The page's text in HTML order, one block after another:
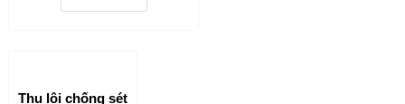
Thu lôi chống sét